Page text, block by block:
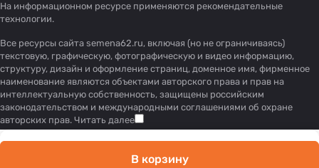
На информационном ресурсе применяются рекомендательные
технологии.
Все ресурсы сайта semena62.ru, включая (но не ограничиваясь)
текстовую, графическую, фотографическую и видео информацию,
структуру, дизайн и оформление страниц, доменное имя, фирменное
наименование являются объектами авторского права и прав на
интеллектуальную собственность, защищены российским
законодательством и международными соглашениями об охране
авторских прав. Читать далее
В корзину